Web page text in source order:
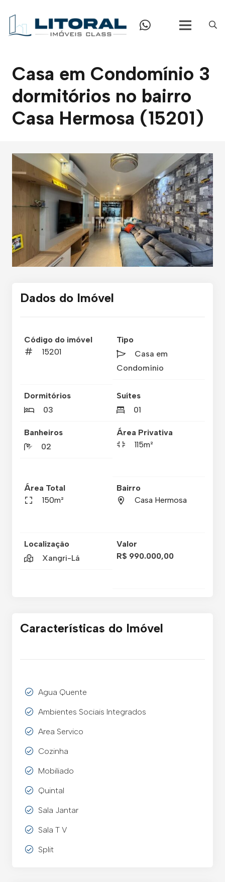
Casa em Condomínio 3
dormitórios no bairro
Casa Hermosa (15201)
Dados do Imóvel
Código do imóvel
15201
Tipo
Casa em
Condomínio
Dormitórios
03
Suítes
01
Banheiros
02
Área Privativa
115m²
Área Total
150m²
Bairro
Casa Hermosa
Localização
Xangri-Lá
Valor
R$ 990.000,00
Características do Imóvel
Agua Quente
Ambientes Sociais Integrados
Area Servico
Cozinha
Mobiliado
Quintal
Sala Jantar
Sala T V
Split